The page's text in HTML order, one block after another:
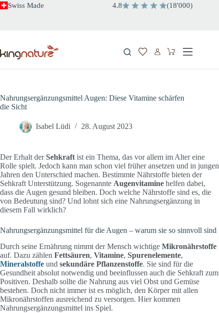
ZumSwiss Made 4.8 (18'000)
Warenkorb
Nahrungsergänzungsmittel Augen: Diese Vitamine schärfen
die Sicht
Isabel Lüdi 28. August 2023
Der Erhalt derSehkraft ist ein Thema, das vor allem im Alter eine
Rolle spielt. Jedoch kann man schon viel früher ansetzen und in jungen
Jahren den Unterschied machen. Bestimmte Nährstoffe bieten der
Sehkraft Unterstützung. Sogenannte Augenvitamine helfen dabei,
dass die Augen gesund bleiben. Doch welche Nährstoffe sind es, die
von Bedeutung sind? Und lohnt sich eine Nahrungsergänzung in
diesem Fall wirklich?
Nahrungsergänzungsmittel für die Augen – warum sie so sinnvoll sind
Durch seine Ernährung nimmt der Mensch wichtige Mikronährstoffe
auf. Dazu zählen Fettsäuren, Vitamine, Spurenelemente,
Mineralstoffe und sekundäre Pflanzenstoffe. Sie sind für die
Gesundheit absolut notwendig und beeinflussen auch die Sehkraft zum
Positiven. Deshalb sollte die Nahrung aus viel Obst und Gemüse
bestehen. Doch nicht immer ist es möglich, den Körper mit allen
Mikronährstoffen ausreichend zu versorgen. Hier kommen
Nahrungsergänzungsmittel ins Spiel.